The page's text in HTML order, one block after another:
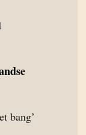
bang’